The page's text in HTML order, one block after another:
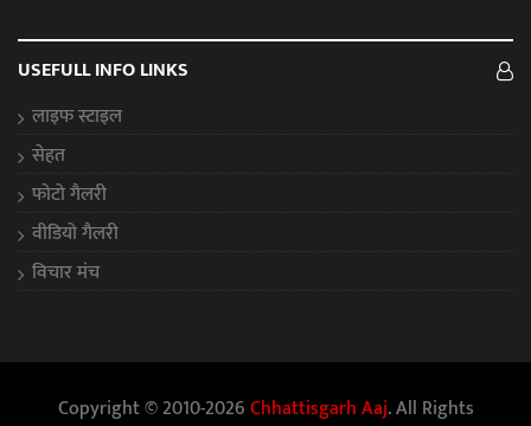
USEFULL INFO LINKS
लाइफ स्टाइल
सेहत
फोटो गैलरी
वीडियो गैलरी
विचार मंच
Copyright © 2010-2026Chhattisgarh Aaj. All Rights